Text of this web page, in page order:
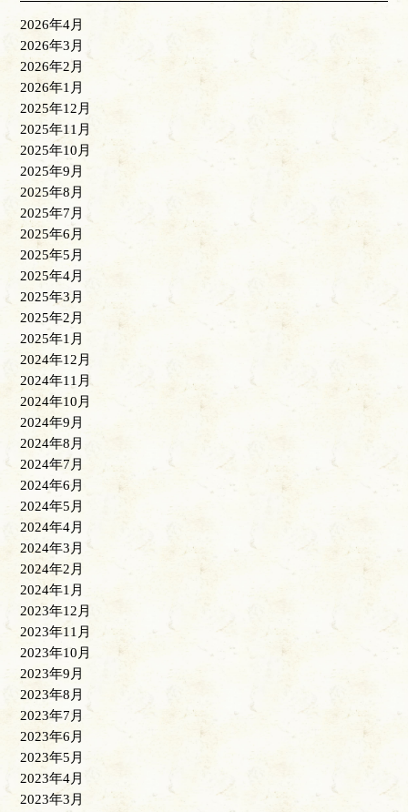
2026年4月
2026年3月
2026年2月
2026年1月
2025年12月
2025年11月
2025年10月
2025年9月
2025年8月
2025年7月
2025年6月
2025年5月
2025年4月
2025年3月
2025年2月
2025年1月
2024年12月
2024年11月
2024年10月
2024年9月
2024年8月
2024年7月
2024年6月
2024年5月
2024年4月
2024年3月
2024年2月
2024年1月
2023年12月
2023年11月
2023年10月
2023年9月
2023年8月
2023年7月
2023年6月
2023年5月
2023年4月
2023年3月